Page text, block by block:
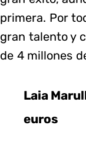
primera. Por
gran talento y
de 4 millones
Laia
euros